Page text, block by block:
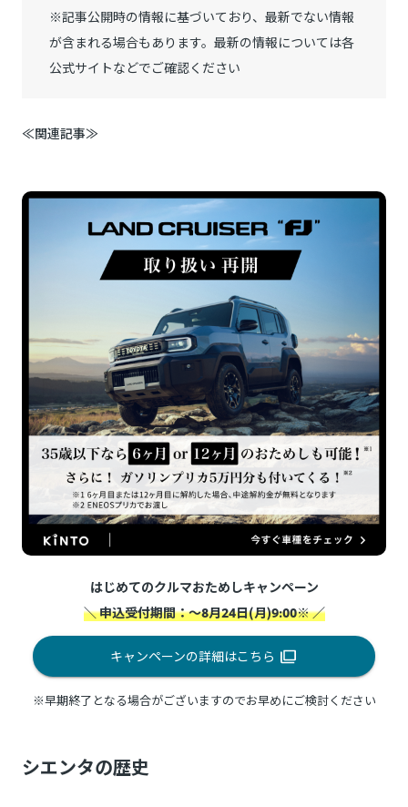
※記事公開時の情報に基づいており、最新でない情報
が含まれる場合もあります。最新の情報については各
公式サイトなどでご確認ください
≪関連記事≫
はじめてのクルマおためしキャンペーン
＼ 申込受付期間：～8月24日(月)9:00※ ／
キャンペーンの詳細はこちら
※早期終了となる場合がございますのでお早めにご検討ください
シエンタの歴史